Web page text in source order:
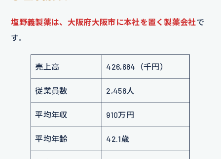
塩野義製薬は、大阪府大阪市に本社を置く製薬会社で
す。
売上高 426,684（千円）
従業員数 2,458人
平均年収 910万円
平均年齢 42.1歳